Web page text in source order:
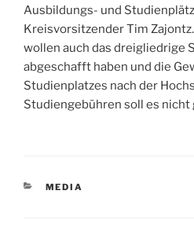
Ausbildungs- und
Kreisvorsitzender Tim
wollen auch das dreigliedrige
abgeschafft haben und die
Studienplatzes nach der
Studiengebühren soll es nicht
CATEGORIES
MEDIA